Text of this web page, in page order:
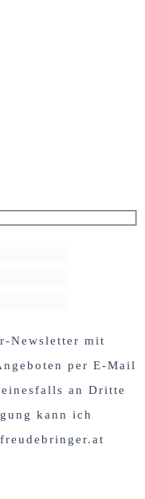
Newsletter mit
per E-Mail
an Dritte
kann ich